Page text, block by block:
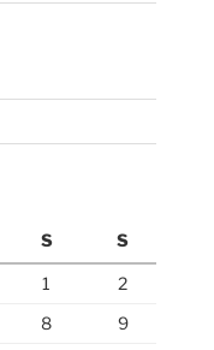
S S
1
2
8
9